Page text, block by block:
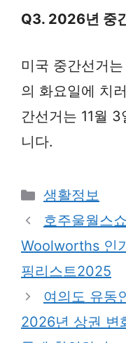
Q3. 2026년 중
미국 중간선거
의 화요일에 치
간선거는 11월
니다.
Categories
생활정보
호주울월스
Woolworths 인
핑리스트2025
여의도 유동
2026년 상권 변